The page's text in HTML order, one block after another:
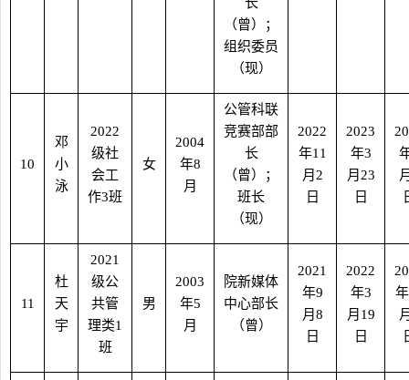
（曾）；
组织委员
（现）
10
邓
小
泳
2022
级社
会工
作3班
女
2004
年8
月
公管科联
竞赛部部
长
（曾）；
班长
（现）
2022
年11
月 2
日
2023
年3
月 23
日
11
杜
天
宇
2021
级公
共管
理类1
班
男
2003
年5
月
院新媒体
中心部长
（曾）
2021
年9
月8
日
2022
年3
月 19
日
年